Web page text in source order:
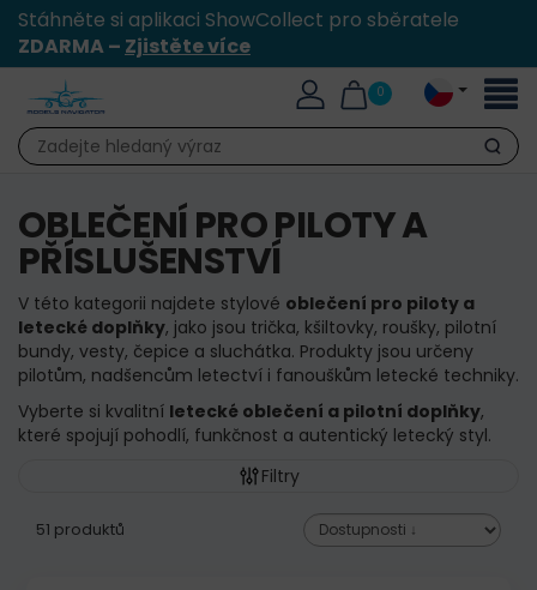
Stáhněte si aplikaci ShowCollect pro sběratele
ZDARMA – Zjistěte více
0
Hledat
OBLEČENÍ PRO PILOTY A
PŘÍSLUŠENSTVÍ
V této kategorii najdete stylové oblečení pro piloty a
letecké doplňky, jako jsou trička, kšiltovky, roušky, pilotní
bundy, vesty, čepice a sluchátka. Produkty jsou určeny
pilotům, nadšencům letectví i fanouškům letecké techniky.
Vyberte si kvalitní letecké oblečení a pilotní doplňky,
které spojují pohodlí, funkčnost a autentický letecký styl.
Filtry
51 produktů